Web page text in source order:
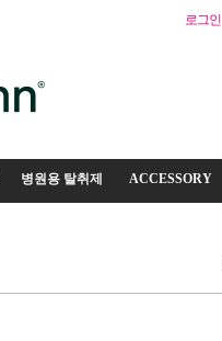
로그인
병원용 탈취제 ACCESSORY